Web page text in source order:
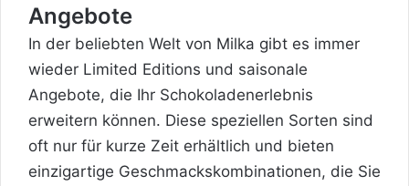
Angebote
In der beliebten Welt von Milka gibt es immer
wieder Limited Editions und saisonale
Angebote, die Ihr Schokoladenerlebnis
erweitern können. Diese speziellen Sorten sind
oft nur für kurze Zeit erhältlich und bieten
einzigartige Geschmackskombinationen, die Sie